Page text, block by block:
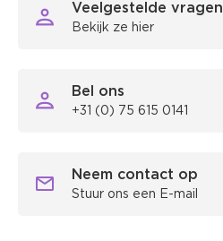
Veelgestelde vragen
Bekijk ze hier
Bel ons
+31 (0) 75 615 0141
Neem contact op
Stuur ons een E-mail